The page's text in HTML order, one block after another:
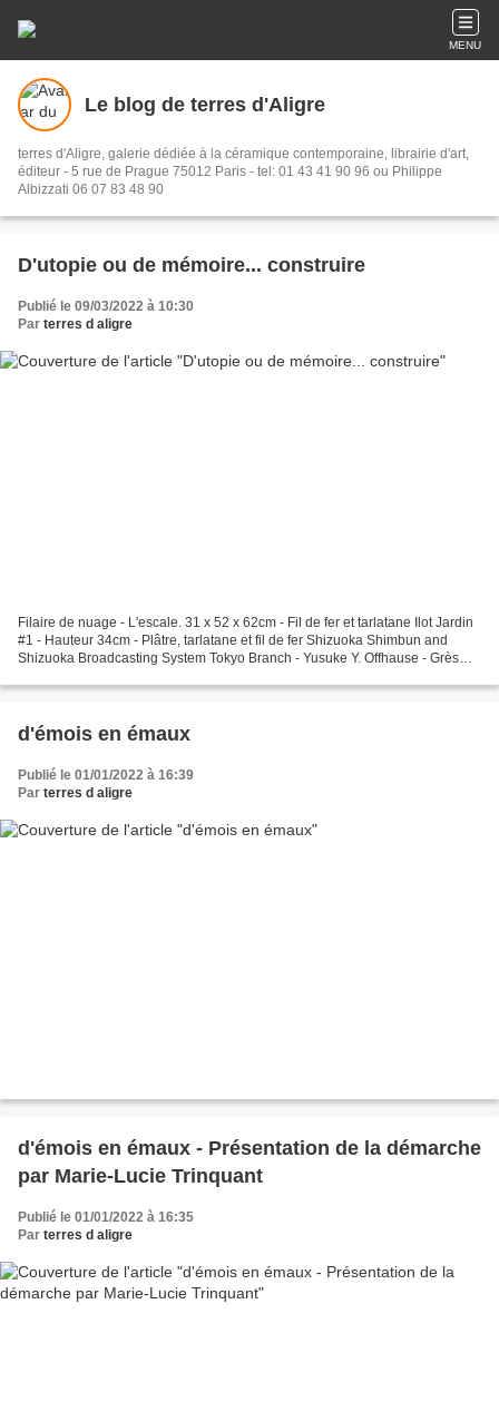
MENU
Le blog de terres d'Aligre
terres d'Aligre, galerie dédiée à la céramique contemporaine, librairie d'art,
éditeur - 5 rue de Prague 75012 Paris - tel: 01 43 41 90 96 ou Philippe
Albizzati 06 07 83 48 90
D'utopie ou de mémoire... construire
Publié le 09/03/2022 à 10:30
Par terres d aligre
Filaire de nuage - L'escale. 31 x 52 x 62cm - Fil de fer et tarlatane Ilot Jardin
#1 - Hauteur 34cm - Plâtre, tarlatane et fil de fer Shizuoka Shimbun and
Shizuoka Broadcasting System Tokyo Branch - Yusuke Y. Offhause - Grès
d'émois en émaux
Publié le 01/01/2022 à 16:39
Par terres d aligre
d'émois en émaux - Présentation de la démarche
par Marie-Lucie Trinquant
Publié le 01/01/2022 à 16:35
Par terres d aligre